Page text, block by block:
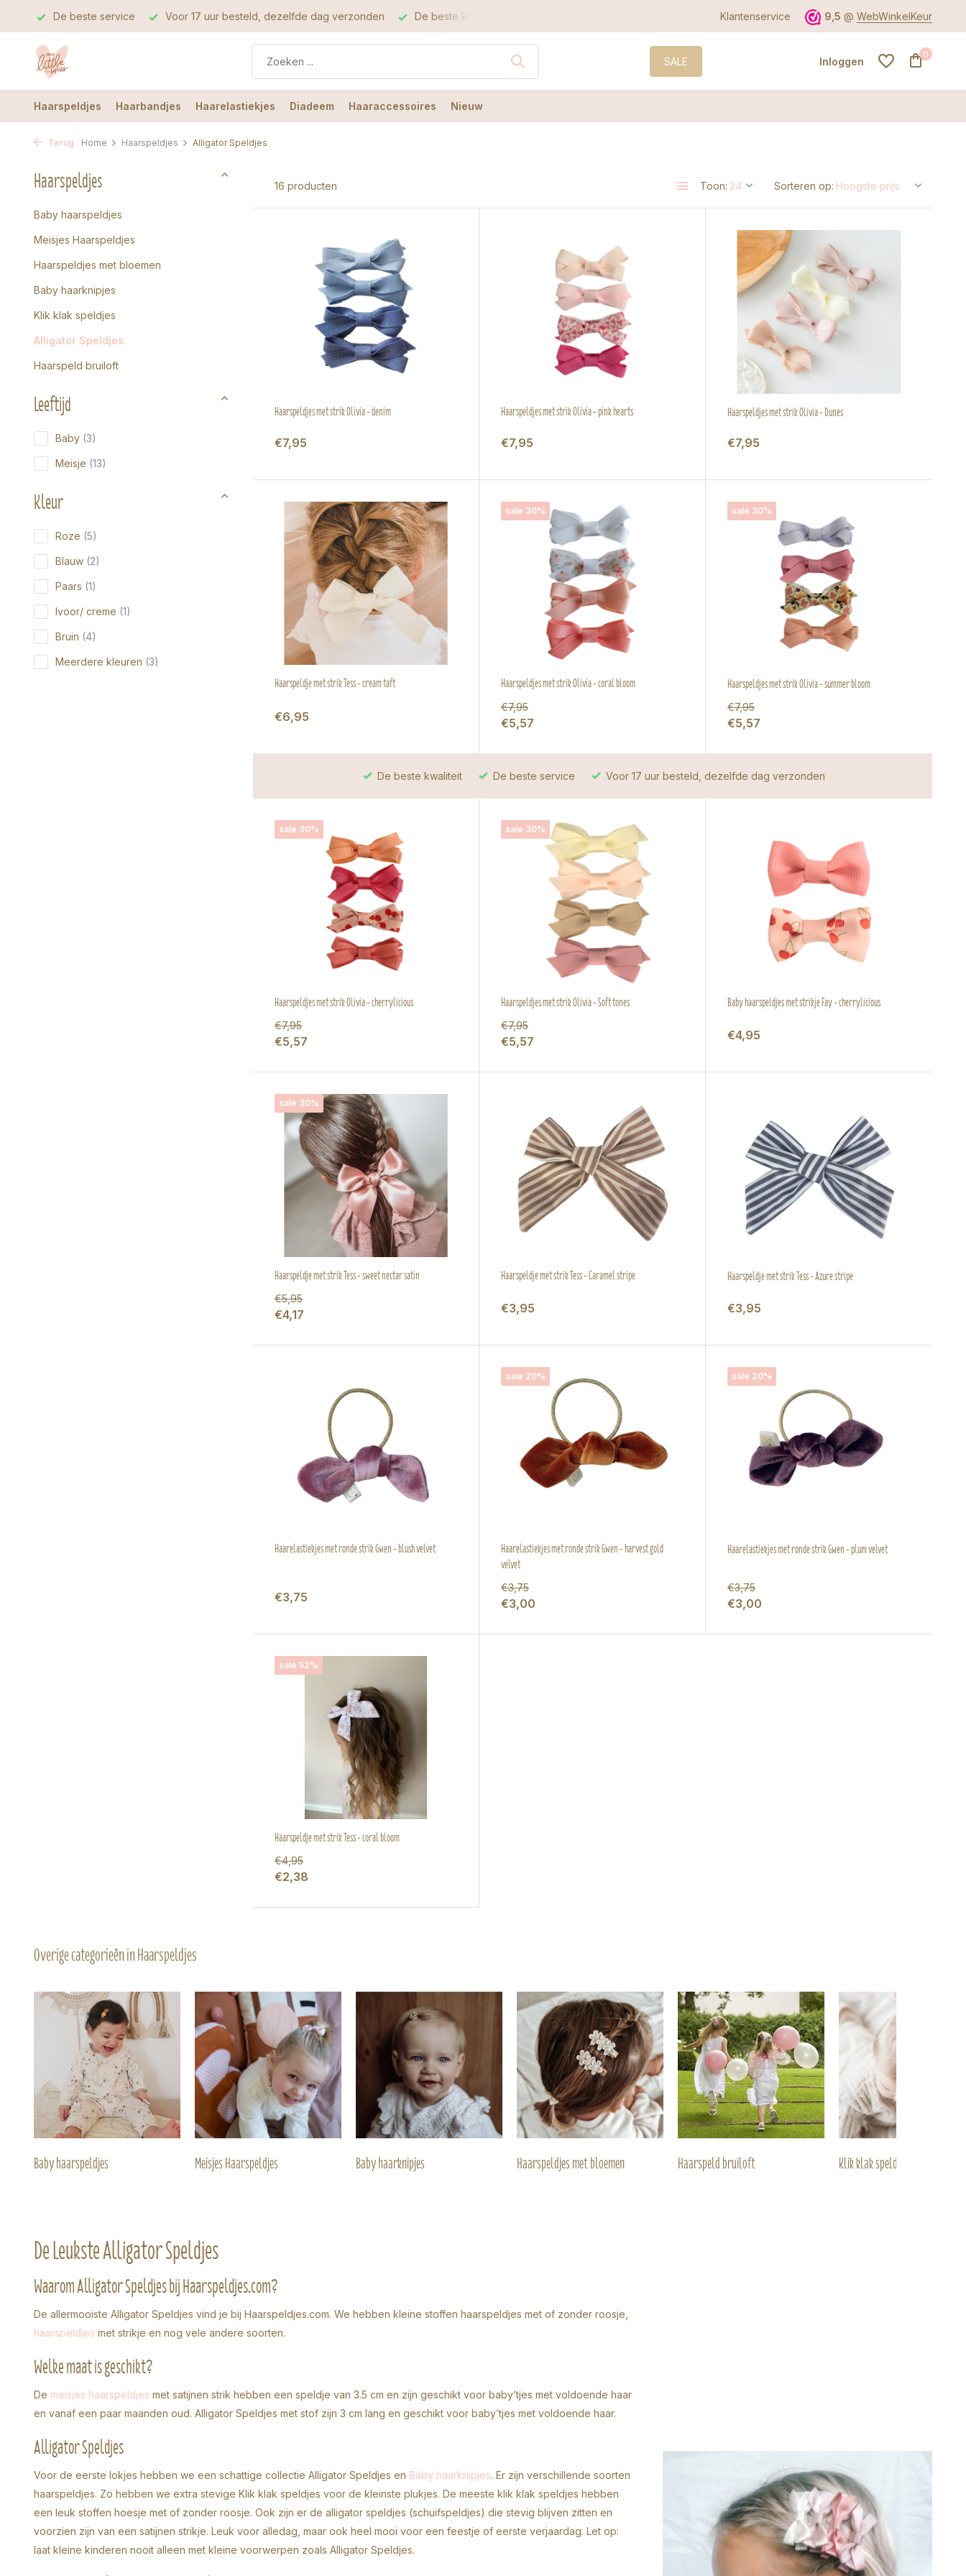
Voor 17 uur besteld, dezelfde dag verzonden De beste kwaliteit De beste service Klantenservice 9,5 @ WebWinkelKeur
SALE Inloggen
0
Haarspeldjes Haarbandjes Haarelastiekjes Diadeem Haaraccessoires Nieuw
Terug Home Haarspeldjes Alligator Speldjes
Haarspeldjes
Baby haarspeldjes
Meisjes Haarspeldjes
Haarspeldjes met bloemen
Baby haarknipjes
Klik klak speldjes
Alligator Speldjes
Haarspeld bruiloft
Leeftijd
Baby (3)
Meisje (13)
Kleur
Roze (5)
Blauw (2)
Paars (1)
Ivoor/ creme (1)
Bruin (4)
Meerdere kleuren (3)
16 producten Toon: Sorteren op:
Haarspeldjes met strik Olivia - denim
€7,95
Haarspeldjes met strik Olivia - pink hearts
€7,95
Haarspeldjes met strik Olivia - Dunes
€7,95
Haarspeldje met strik Tess - cream taft
€6,95
sale 30%
Haarspeldjes met strik Olivia - coral bloom
€7,95
€5,57
sale 30%
Haarspeldjes met strik Olivia - summer bloom
€7,95
€5,57
De beste kwaliteit De beste service Voor 17 uur besteld, dezelfde dag verzonden
sale 30%
Haarspeldjes met strik Olivia - cherrylicious
€7,95
€5,57
sale 30%
Haarspeldjes met strik Olivia - Soft tones
€7,95
€5,57
Baby haarspeldjes met strikje Fay - cherrylicious
€4,95
sale 30%
Haarspeldje met strik Tess - sweet nectar satin
€5,95
€4,17
Haarspeldje met strik Tess - Caramel stripe
€3,95
Haarspeldje met strik Tess - Azure stripe
€3,95
Haarelastiekjes met ronde strik Gwen - blush velvet
€3,75
sale 20%
Haarelastiekjes met ronde strik Gwen - harvest gold
velvet
€3,75
€3,00
sale 20%
Haarelastiekjes met ronde strik Gwen - plum velvet
€3,75
€3,00
sale 52%
Haarspeldje met strik Tess - coral bloom
€4,95
€2,38
Overige categorieën in Haarspeldjes
Baby haarspeldjes Meisjes Haarspeldjes Baby haarknipjes Haarspeldjes met bloemen Haarspeld bruiloft Klik klak speldjes
De Leukste Alligator Speldjes
Waarom Alligator Speldjes bij Haarspeldjes.com?
De allermooiste Alligator Speldjes vind je bij Haarspeldjes.com. We hebben kleine stoffen haarspeldjes met of zonder roosje,
haarspeldjes met strikje en nog vele andere soorten.
Welke maat is geschikt?
De meisjes haarspeldjes met satijnen strik hebben een speldje van 3.5 cm en zijn geschikt voor baby’tjes met voldoende haar
en vanaf een paar maanden oud. Alligator Speldjes met stof zijn 3 cm lang en geschikt voor baby’tjes met voldoende haar.
Alligator Speldjes
Voor de eerste lokjes hebben we een schattige collectie Alligator Speldjes en Baby haarknipjes. Er zijn verschillende soorten
haarspeldjes. Zo hebben we extra stevige Klik klak speldjes voor de kleinste plukjes. De meeste klik klak speldjes hebben
een leuk stoffen hoesje met of zonder roosje. Ook zijn er de alligator speldjes (schuifspeldjes) die stevig blijven zitten en
voorzien zijn van een satijnen strikje. Leuk voor alledag, maar ook heel mooi voor een feestje of eerste verjaardag. Let op:
laat kleine kinderen nooit alleen met kleine voorwerpen zoals Alligator Speldjes.